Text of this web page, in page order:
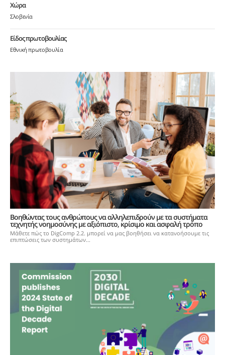
Χώρα
Σλοβενία
Είδος πρωτοβουλίας
Εθνική πρωτοβουλία
Βοηθώντας τους ανθρώπους να αλληλεπιδρούν με τα συστήματα
τεχνητής νοημοσύνης με αξιόπιστο, κρίσιμο και ασφαλή τρόπο
Μάθετε πώς το DigComp 2.2. μπορεί να μας βοηθήσει να κατανοήσουμε τις
επιπτώσεις των συστημάτων...